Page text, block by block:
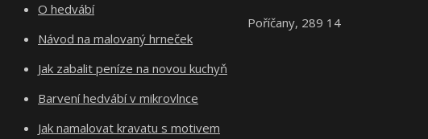
O hedvábí
Návod na malovaný hrneček
Jak zabalit peníze na novou kuchyň
Barvení hedvábí v mikrovlnce
Jak namalovat kravatu s motivem
Poříčany, 289 14